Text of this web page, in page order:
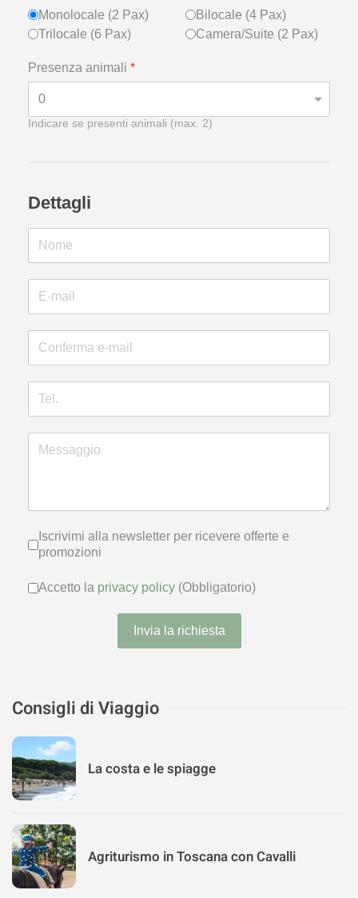
Monolocale (2 Pax)
Bilocale (4 Pax)
Trilocale (6 Pax)
Camera/Suite (2 Pax)
Presenza animali *
Indicare se presenti animali (max. 2)
Dettagli
Iscrivimi alla newsletter per
Iscrivimi alla newsletter per ricevere offerte e
promozioni
Accetto laprivacy policy
Accetto la privacy policy (Obbligatorio)
Invia la richiesta
Consigli di Viaggio
La costa e le spiagge
Agriturismo in Toscana con Cavalli